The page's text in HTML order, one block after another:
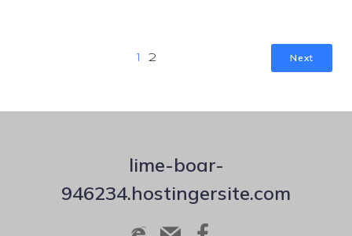
1 2 Next
lime-boar-
946234.hostingersite.com